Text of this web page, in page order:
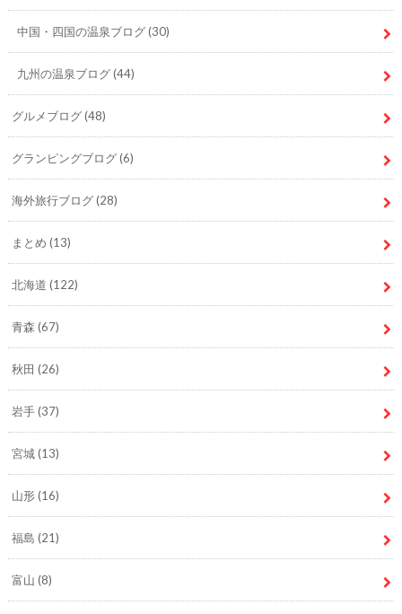
中国・四国の温泉ブログ(30)
九州の温泉ブログ(44)
グルメブログ(48)
グランピングブログ(6)
海外旅行ブログ(28)
まとめ (13)
北海道 (122)
青森 (67)
秋田 (26)
岩手(37)
宮城(13)
山形(16)
福島 (21)
富山 (8)